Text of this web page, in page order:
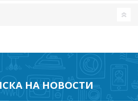
НА НОВОСТИ